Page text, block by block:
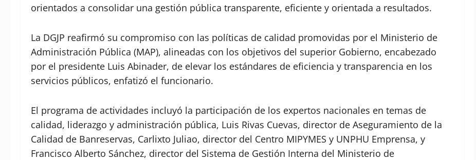
orientados a consolidar una gestión pública transparente, eficiente y orientada a resultados.
La DGJP reafirmó su compromiso con las políticas de calidad promovidas por el Ministerio de
Administración Pública (MAP), alineadas con los objetivos del superior Gobierno, encabezado
por el presidente Luis Abinader, de elevar los estándares de eficiencia y transparencia en los
servicios públicos, enfatizó el funcionario.
El programa de actividades incluyó la participación de los expertos nacionales en temas de
calidad, liderazgo y administración pública, Luis Rivas Cuevas, director de Aseguramiento de la
Calidad de Banreservas, Carlixto Juliao, director del Centro MIPYMES y UNPHU Emprensa, y
Francisco Alberto Sánchez, director del Sistema de Gestión Interna del Ministerio de